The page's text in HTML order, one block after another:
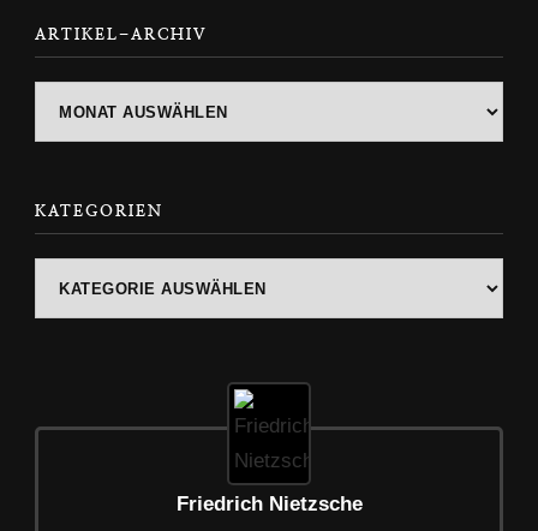
ARTIKEL-ARCHIV
KATEGORIEN
Friedrich Nietzsche